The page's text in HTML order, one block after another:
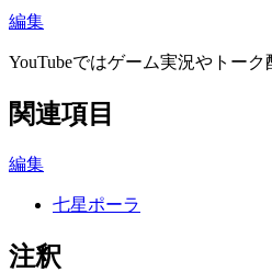
編集
YouTubeではゲーム実況やトーク
関連項目
編集
七星ポーラ
注釈